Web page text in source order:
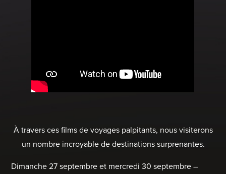
À travers ces films de voyages palpitants, nous visiterons
un nombre incroyable de destinations surprenantes.
Dimanche 27 septembre et mercredi 30 septembre –